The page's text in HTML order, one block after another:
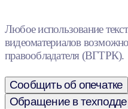
Любое использование
видеоматериалов
правообладателя (ВГТРК).
Сообщить об опечатке
Обращение в